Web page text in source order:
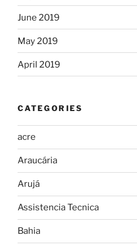
June 2019
May 2019
April 2019
CATEGORIES
acre
Araucária
Arujá
Assistencia Tecnica
Bahia